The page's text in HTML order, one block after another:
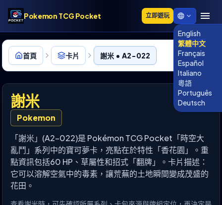
Pokemon TCG Pocket 立即遊玩
English
繁體中文
Français
Español
Italiano
粵語
Português
Deutsch
首頁 卡片 謝米 • A2-022
謝米
Pokemon
「謝米」(A2-022)是 Pokémon TCG Pocket「時空大
亂鬥」系列中的寶可夢卡，亮點在於特性「香花園」。重
點資訊包括60 HP、草屬性和招式「翻牌」。卡片描述：
它可以溶解空氣中的毒素，讓荒蕪的土地瞬間變成茂盛的
花田。